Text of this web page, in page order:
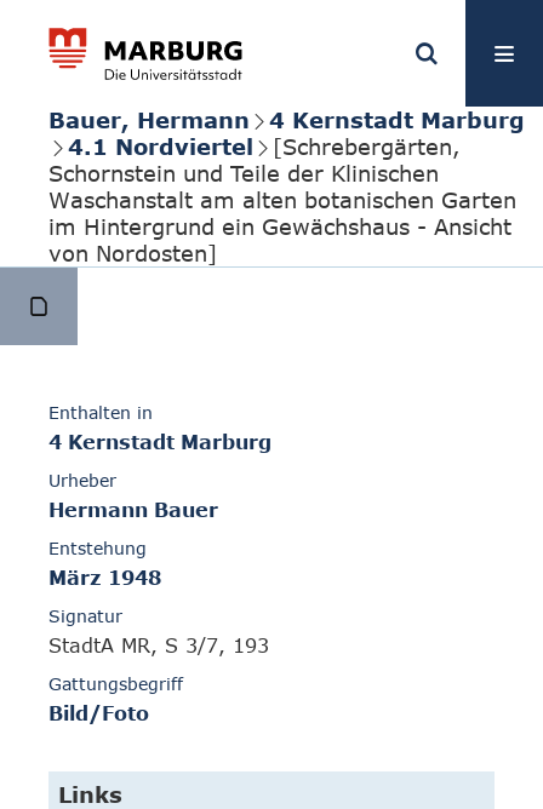
Bauer, Hermann
4 Kernstadt Marburg
4.1 Nordviertel
[Schrebergärten,
Schornstein und Teile der Klinischen
Waschanstalt am alten botanischen Garten
im Hintergrund ein Gewächshaus - Ansicht
von Nordosten]
Enthalten in
4 Kernstadt Marburg
Urheber
Hermann Bauer
Entstehung
März 1948
Signatur
StadtA MR, S 3/7, 193
Gattungsbegriff
Bild/Foto
Links